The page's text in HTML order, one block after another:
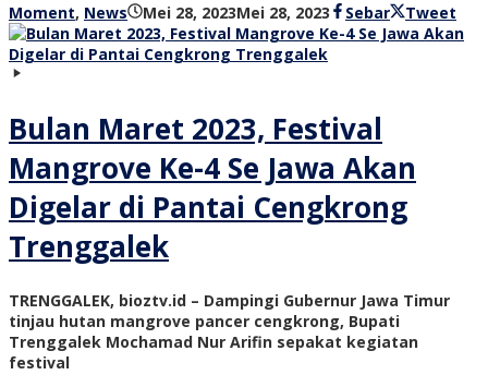
Moment, News Mei 28, 2023Mei 28, 2023 oleh
bioz
Sebar Tweet
Bulan Maret 2023, Festival
Mangrove Ke-4 Se Jawa Akan
Digelar di Pantai Cengkrong
Trenggalek
TRENGGALEK, bioztv.id – Dampingi Gubernur Jawa Timur
tinjau hutan mangrove pancer cengkrong, Bupati
Trenggalek Mochamad Nur Arifin sepakat kegiatan
festival